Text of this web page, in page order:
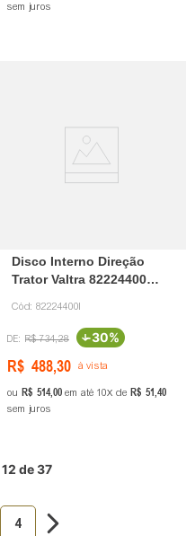
sem juros
Disco Interno Direção
Trator Valtra 82224400
Cód: 82224400I
R$ 734,28 -30%
R$ 488,30 à vista
ou R$ 514,00 em até 10 de R$ 51,40
sem juros
12 de 37
4